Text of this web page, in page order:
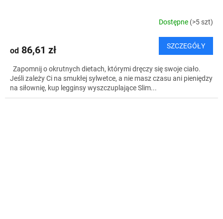
Dostępne (>5 szt)
od 86,61 zł SZCZEGÓŁY
Zapomnij o okrutnych dietach, którymi dręczy się swoje ciało.
Jeśli zależy Ci na smukłej sylwetce, a nie masz czasu ani pieniędzy
na siłownię, kup legginsy wyszczuplające Slim...